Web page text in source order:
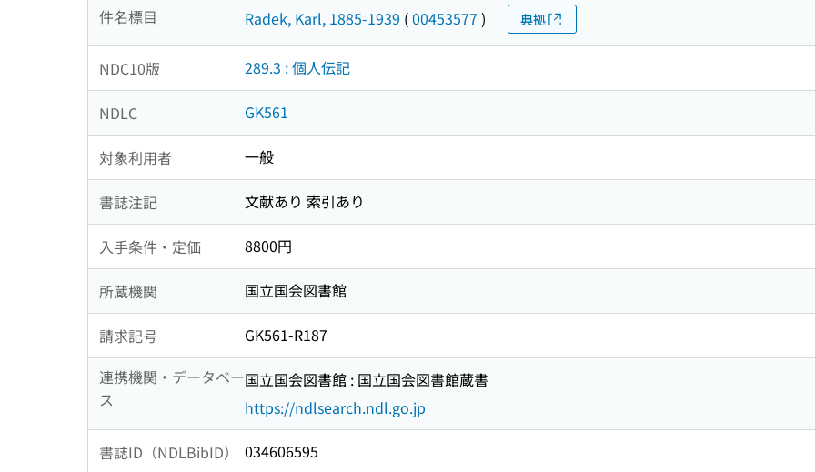
件名標目 Radek, Karl, 1885-1939 (00453577 ) 典拠
NDC10版 289.3 : 個人伝記
NDLC GK561
対象利用者 一般
書誌注記 文献あり 索引あり
入手条件・定価 8800円
所蔵機関 国立国会図書館
請求記号
GK561-R187
連携機関・データベー
ス
国立国会図書館 : 国立国会図書館蔵書
https://ndlsearch.ndl.go.jp
書誌ID（NDLBibID）
034606595